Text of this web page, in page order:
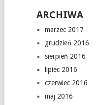
ARCHIWA
marzec 2017
grudzień 2016
sierpień 2016
lipiec 2016
czerwiec 2016
maj 2016